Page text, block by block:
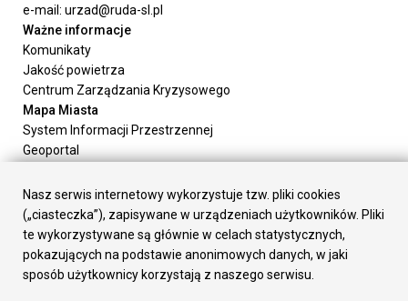
e-mail: urzad@ruda-sl.pl
Ważne informacje
Komunikaty
Jakość powietrza
Centrum Zarządzania Kryzysowego
Mapa Miasta
System Informacji Przestrzennej
Geoportal
Załatw sprawę
Prezydent Miasta
Rada Miasta
Wydziały
Elektroniczna Skrzynka Podawcza
Nasz serwis internetowy wykorzystuje tzw. pliki cookies
(„ciasteczka”), zapisywane w urządzeniach użytkowników. Pliki
te wykorzystywane są głównie w celach statystycznych,
pokazujących na podstawie anonimowych danych, w jaki
sposób użytkownicy korzystają z naszego serwisu.